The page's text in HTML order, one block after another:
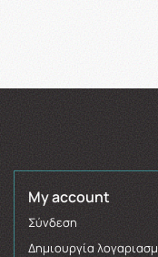
My account
Σύνδεση
Δημιουργία